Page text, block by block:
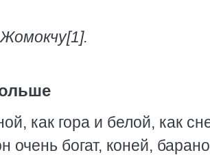
как гора и белой, как
богат, коней,